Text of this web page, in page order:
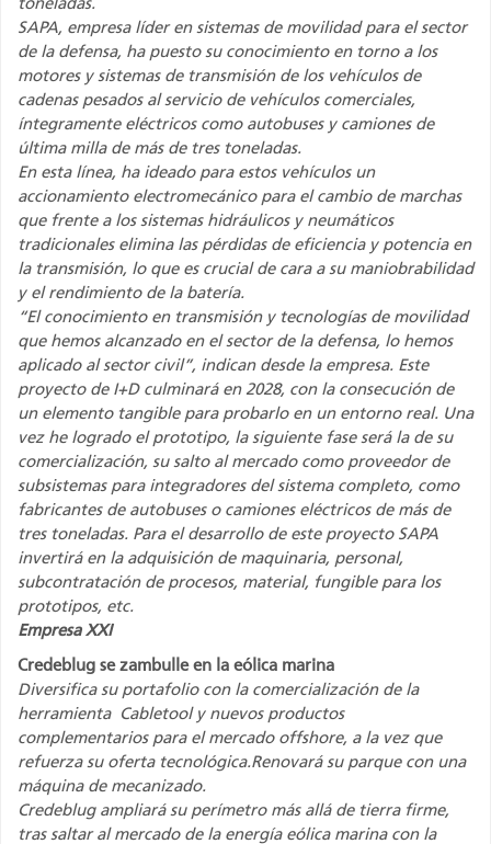
toneladas.
SAPA, empresa líder en sistemas de movilidad para el sector
de la defensa, ha puesto su conocimiento en torno a los
motores y sistemas de transmisión de los vehículos de
cadenas pesados al servicio de vehículos comerciales,
íntegramente eléctricos como autobuses y camiones de
última milla de más de tres toneladas.
En esta línea, ha ideado para estos vehículos un
accionamiento electromecánico para el cambio de marchas
que frente a los sistemas hidráulicos y neumáticos
tradicionales elimina las pérdidas de eficiencia y potencia en
la transmisión, lo que es crucial de cara a su maniobrabilidad
y el rendimiento de la batería.
“El conocimiento en transmisión y tecnologías de movilidad
que hemos alcanzado en el sector de la defensa, lo hemos
aplicado al sector civil”, indican desde la empresa. Este
proyecto de I+D culminará en 2028, con la consecución de
un elemento tangible para probarlo en un entorno real. Una
vez he logrado el prototipo, la siguiente fase será la de su
comercialización, su salto al mercado como proveedor de
subsistemas para integradores del sistema completo, como
fabricantes de autobuses o camiones eléctricos de más de
tres toneladas. Para el desarrollo de este proyecto SAPA
invertirá en la adquisición de maquinaria, personal,
subcontratación de procesos, material, fungible para los
prototipos, etc.
Empresa XXI
Credeblug se zambulle en la eólica marina
Diversifica su portafolio con la comercialización de la
herramienta Cabletool y nuevos productos
complementarios para el mercado offshore, a la vez que
refuerza su oferta tecnológica.Renovará su parque con una
máquina de mecanizado.
Credeblug ampliará su perímetro más allá de tierra firme,
tras saltar al mercado de la energía eólica marina con la